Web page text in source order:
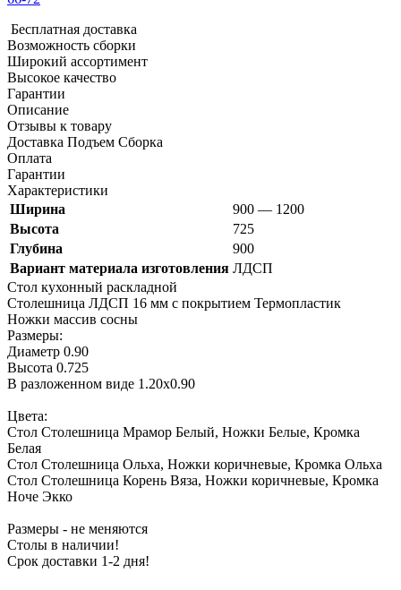
Бесплатная доставка
Возможность сборки
Широкий ассортимент
Высокое качество
Гарантии
Описание
Отзывы к товару
Доставка Подъем Сборка
Оплата
Гарантии
Характеристики
Ширина
900 — 1200
Высота
725
Глубина
900
Вариант материала изготовления ЛДСП
Стол кухонный раскладной
Столешница ЛДСП 16 мм с покрытием Термопластик
Ножки массив сосны
Размеры:
Диаметр 0.90
Высота 0.725
В разложенном виде 1.20х0.90
Цвета:
Стол Столешница Мрамор Белый, Ножки Белые, Кромка
Белая
Стол Столешница Ольха, Ножки коричневые, Кромка Ольха
Стол Столешница Корень Вяза, Ножки коричневые, Кромка
Ноче Экко
Размеры - не меняются
Столы в наличии!
Срок доставки 1-2 дня!